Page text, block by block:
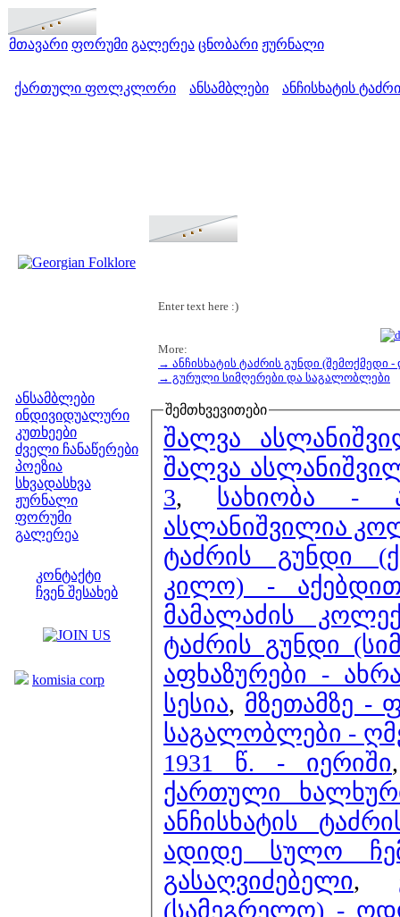
მთავარი ფორუმი გალერეა ცნობარი ჟურნალი
ქართული ფოლკლორი ანსამბლები ანჩისხატის
ანსამბლები
ინდივიდუალური
კუთხეები
ძველი ჩანაწერები
პოეზია
სხვადასხვა
ჟურნალი
ფორუმი
გალერეა
კონტაქტი
ჩვენ შესახებ
komisia corp
Enter text here :)
More:
→ ანჩისხატის ტაძრის გუნდი (შემოქმედი
→ გურული სიმღერები და საგალობლები
შემთხვევითები
შალვა
შალვა
3, სახიობა -
ასლანიშვილია
ტაძრის გუნდი
კილო) -
მამალაძის
ტაძრის გუნდი
აფხაზურები -
სესია, მზეთამზე -
საგალობლები -
1931 წ. - იერიში
ქართული
ანჩისხატის
ადიდე სულო
გასაღვიძებელი,
(სამეგრელო) -